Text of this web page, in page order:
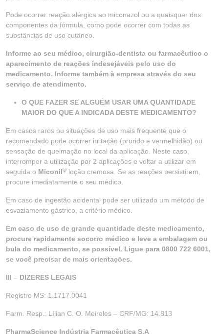
Pode ocorrer reação alérgica ao miconazol ou a quaisquer dos
componentes da fórmula, como pode ocorrer com todas as
substâncias de uso cutâneo.
Informe ao seu médico, cirurgião-dentista ou farmacêutico o
aparecimento de reações indesejáveis pelo uso do
medicamento. Informe também à empresa através do seu
serviço de atendimento.
O QUE FAZER SE ALGUÉM USAR UMA QUANTIDADE
MAIOR DO QUE A INDICADA DESTE MEDICAMENTO?
Em casos raros ou situações de uso mais frequente que o
recomendado pode ocorrer irritação (prurido e vermelhidão) ou
sensação de queimação no local da aplicação. Neste caso,
interromper a utilização por 2 aplicações e voltar a utilizar em
seguida o Miconil® loção cremosa. Se as reações persistirem,
procure imediatamente o seu médico.
Em caso de ingestão acidental pode ser utilizado um método de
esvaziamento gástrico, a critério médico.
Em caso de uso de grande quantidade deste medicamento,
procure rapidamente socorro médico e leve a embalagem ou
bula do medicamento, se possível. Ligue para 0800 722 6001,
se você precisar de mais orientações.
III – DIZERES LEGAIS
Registro MS: 1.1717.0041
Farm. Resp.: Lílian C. O. Meireles – CRF/MG: 14.813
PharmaScience Indústria Farmacêutica S.A